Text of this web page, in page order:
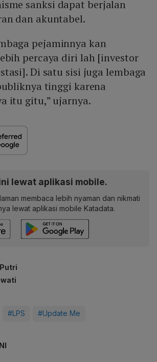
sanksi dapat berjalan
dan akuntabel.
pejaminnya kan
percaya diri lah [investor
Di satu sisi juga lembaga
tinggi karena
itu gitu,” ujarnya.
lewat aplikasi mobile.
membaca lebih nyaman dan nikmati
lewat aplikasi mobile Katadata.
#LPS #Update Me